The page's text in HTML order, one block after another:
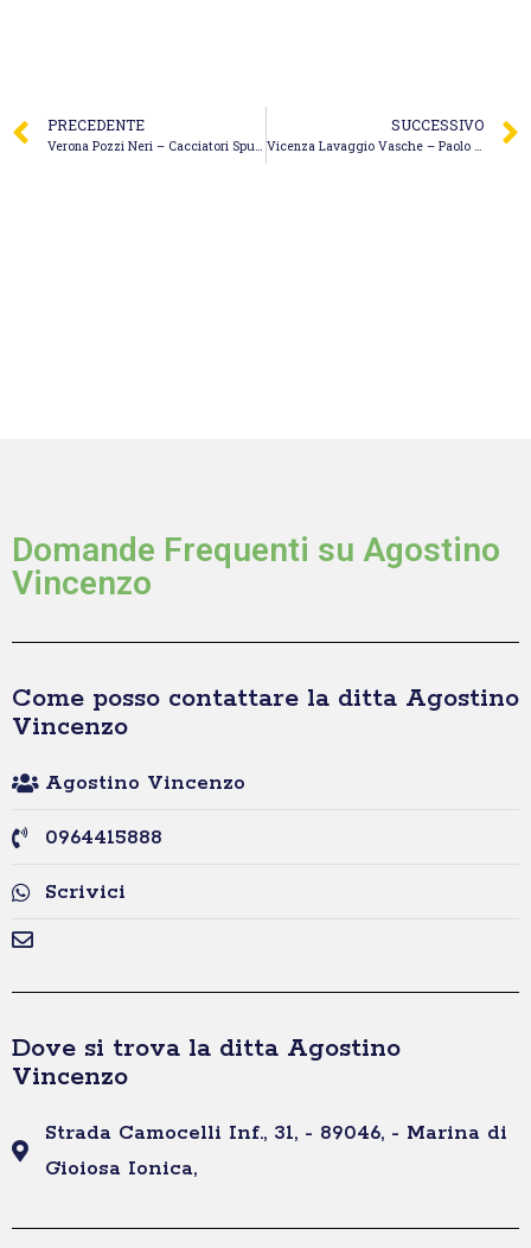
PRECEDENTE
Verona Pozzi Neri – Cacciatori Spurgo
SUCCESSIVO
Vicenza Lavaggio Vasche – Paolo Spurghi Ecoverde
Domande Frequenti su Agostino
Vincenzo
Come posso contattare la ditta Agostino
Vincenzo
Agostino Vincenzo
0964415888
Scrivici
Dove si trova la ditta Agostino
Vincenzo
Strada Camocelli Inf., 31, - 89046, - Marina di
Gioiosa Ionica,